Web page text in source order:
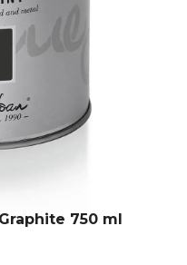
750 ml